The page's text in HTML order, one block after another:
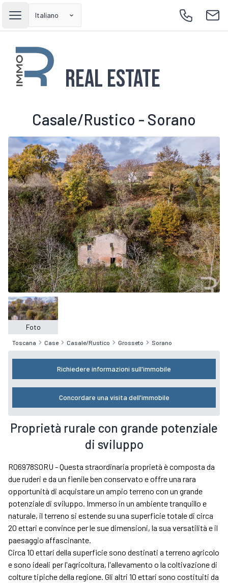
Open main menu
Italiano
Call
Real Estate
Casale/Rustico - Sorano
Foto
Toscana Case Casale/Rustico Grosseto Sorano
Proprietà rurale con grande potenziale
di sviluppo
R06978SORU - Questa straordinaria proprietà è composta da
due ruderi e da un fienile ben conservato e offre una rara
opportunità di acquistare un ampio terreno con un grande
potenziale di sviluppo. Immerso in un ambiente tranquillo e
naturale, il terreno si estende su una superficie totale di circa
20 ettari e convince per le sue dimensioni, la sua versatilità e il
paesaggio affascinante.
Circa 10 ettari della superficie sono destinati a terreno agricolo
e sono ideali per l'agricoltura, l'allevamento o la coltivazione di
colture tipiche della regione. Gli altri 10 ettari sono costituiti da
Richiedere informazioni sull'immobile
Concordare una visita dell'immobile